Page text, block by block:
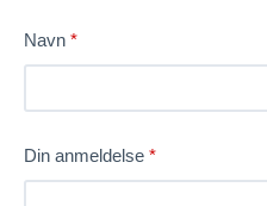
Navn*
Din anmeldelse *